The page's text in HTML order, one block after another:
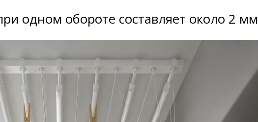
одном обороте составляет около 2 мм